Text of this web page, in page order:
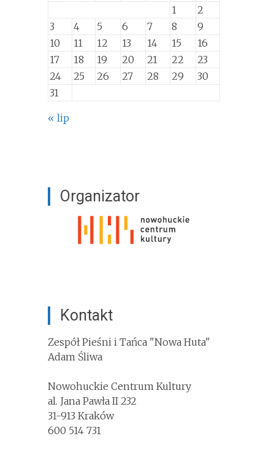
1
2
3
4 5 6 7 8
9
10
11 12 13 14 15
16
17
18 19 20 21 22
23
24
25 26 27 28 29
30
31
« lip
Organizator
Kontakt
Zespół Pieśni i Tańca "Nowa Huta"
Adam Śliwa
Nowohuckie Centrum Kultury
al. Jana Pawła II 232
31-913 Kraków
600 514 731